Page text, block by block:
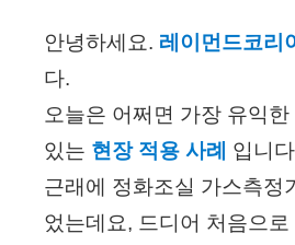
안녕하세요. 레이먼드코리
다.
오늘은 어쩌면 가장 유익
있는 현장 적용 사례 입니
근래에 정화조실 가스측정
었는데요, 드디어 처음으로